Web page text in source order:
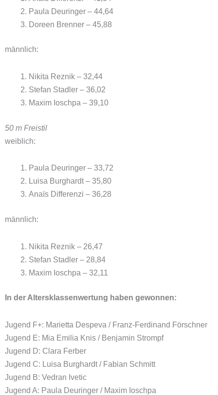
Paula Deuringer – 44,64
Doreen Brenner – 45,88
männlich:
Nikita Reznik – 32,44
Stefan Stadler – 36,02
Maxim Ioschpa – 39,10
50 m Freistil
weiblich:
Paula Deuringer – 33,72
Luisa Burghardt – 35,80
Anaïs Differenzi – 36,28
männlich:
Nikita Reznik – 26,47
Stefan Stadler – 28,84
Maxim Ioschpa – 32,11
In der Altersklassenwertung haben gewonnen:
Jugend F+: Marietta Despeva / Franz-Ferdinand Förschner
Jugend E: Mia Emilia Knis / Benjamin Strompf
Jugend D: Clara Ferber
Jugend C: Luisa Burghardt / Fabian Schmitt
Jugend B: Vedran Ivetic
Jugend A: Paula Deuringer / Maxim Ioschpa